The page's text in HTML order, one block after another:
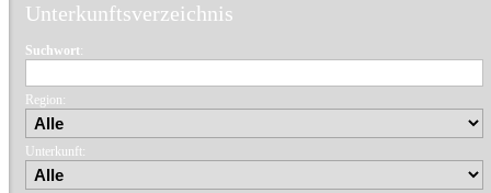
Unterkunftsverzeichnis
Suchwort:
Region:
Unterkunft: